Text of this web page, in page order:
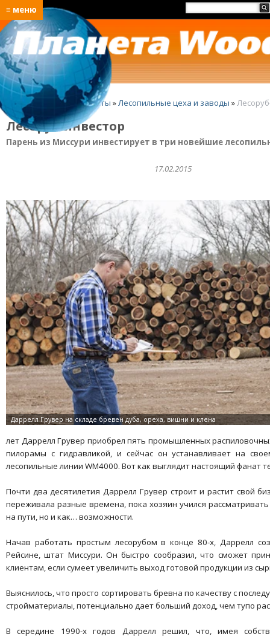
≡ меню
Главная Лучшие проекты »Лесопильные цеха и заводы »
Лесоруб-инвестор
Парень из Миссури инвестирует в три новейшие
17.02.2015
лет Даррелл Грувер приобрел пять промышленных
пилорамы с гидравликой, и сейчас он устанавливает на
лесопильные линии WM4000. Вот как выглядит настоящий фанат
Почти два десятилетия Даррелл Грувер строит и растит свой
переживала разные времена, пока хозяин учился
на пути, но и как… возможности.
Начав работать простым лесорубом в конце 80-х, Даррелл
Рейсине, штат Миссури. Он быстро сообразил, что сможет
клиентам, если сумеет увеличить выход готовой продукции из
Выяснилось, что просто сортировать бревна по качеству с
стройматериалы, потенциально дает больший доход, чем тупо
В середине 1990-х годов Даррелл решил, что, имея